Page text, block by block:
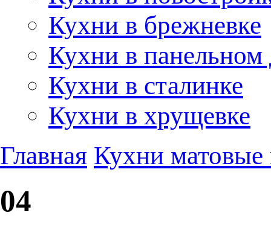
Кухни в брежневке
Кухни в панельном
Кухни в сталинке
Кухни в хрущевке
Главная Кухни матовые
04